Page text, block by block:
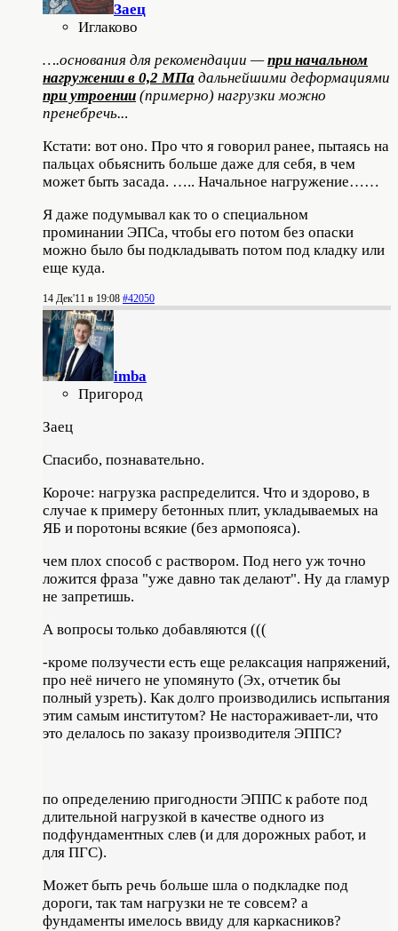
Заец
Иглаково
….основания для рекомендации —при начальном
нагружении в 0,2 МПа дальнейшими деформациями
при утроении (примерно) нагрузки можно
пренебречь...
Кстати: вот оно. Про что я говорил ранее, пытаясь на
пальцах обьяснить больше даже для себя, в чем
может быть засада. ….. Начальное нагружение……
Я даже подумывал как то о специальном
проминании ЭПСа, чтобы его потом без опаски
можно было бы подкладывать потом под кладку или
еще куда.
14 Дек'11 в 19:08 #42050
imba
Пригород
Заец
Спасибо, познавательно.
Короче: нагрузка распределится. Что и здорово, в
случае к примеру бетонных плит, укладываемых на
ЯБ и поротоны всякие (без армопояса).
чем плох способ с раствором. Под него уж точно
ложится фраза "уже давно так делают". Ну да гламур
не запретишь.
А вопросы только добавляются (((
-кроме ползучести есть еще релаксация напряжений,
про неё ничего не упомянуто (Эх, отчетик бы
полный узреть). Как долго производились испытания
этим самым институтом? Не настораживает-ли, что
это делалось по заказу производителя ЭППС?
по определению пригодности ЭППС к работе под
длительной нагрузкой в качестве одного из
подфундаментных слев (и для дорожных работ, и
для ПГС).
Может быть речь больше шла о подкладке под
дороги, так там нагрузки не те совсем? а
фундаменты имелось ввиду для каркасников?